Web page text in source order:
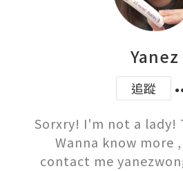
Yanez
追蹤
Sorxry! I'm not a lady!
Wanna know more
contact me